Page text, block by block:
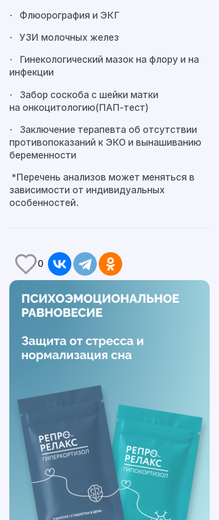
· Флюорография и ЭКГ
· УЗИ молочных желез
· Гинекологический мазок на флору и на
инфекции
· Забор соскоба с шейки матки
на онкоцитологию(ПАП-тест)
· Заключение терапевта об отсутствии
противопоказаний к ЭКО и вынашиванию
беременности
*Перечень анализов может меняться в
зависимости от индивидуальных
особенностей.
0